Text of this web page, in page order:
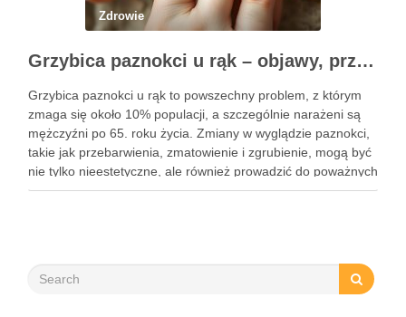
Zdrowie
Grzybica paznokci u rąk – objawy, przyczyny i skuteczne leczenie
Grzybica paznokci u rąk to powszechny problem, z którym
zmaga się około 10% populacji, a szczególnie narażeni są
mężczyźni po 65. roku życia. Zmiany w wyglądzie paznokci,
takie jak przebarwienia, zmatowienie i zgrubienie, mogą być
nie tylko nieestetyczne, ale również prowadzić do poważnych
konsekwencji zdrowotnych. Infekcje te są wywoływane przez